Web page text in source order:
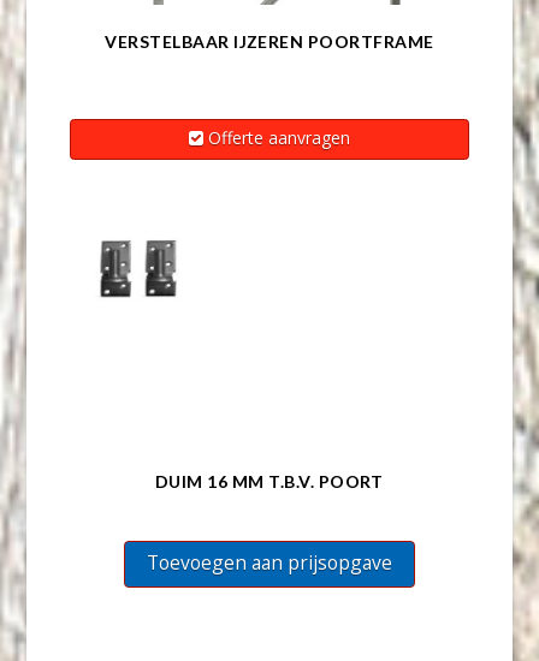
VERSTELBAAR IJZEREN POORTFRAME
Offerte aanvragen
DUIM 16 MM T.B.V. POORT
Toevoegen aan prijsopgave